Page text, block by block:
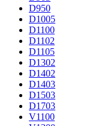
D950
D1005
D1100
D1102
D1105
D1302
D1402
D1403
D1503
D1703
V1100